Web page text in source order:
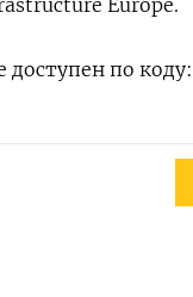
Europe.
по